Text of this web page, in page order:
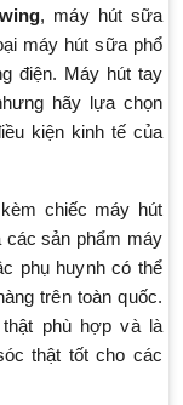
, máy hút sữa
máy hút sữa phổ
điện. Máy hút tay
hãy lựa chọn
kiện kinh tế của
chiếc máy hút
sản phẩm máy
phụ huynh có thể
trên toàn quốc.
phù hợp và là
thật tốt cho các